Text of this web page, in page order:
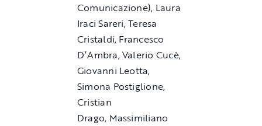
Comunicazione), Laura
Iraci Sareri, Teresa
Cristaldi, Francesco
D’Ambra, Valerio Cucè,
Giovanni Leotta,
Simona Postiglione,
Cristian
Drago, Massimiliano